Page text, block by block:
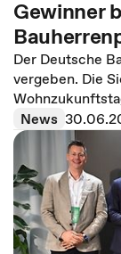
Gewinner
Der Deutsche
vergeben. Die
News